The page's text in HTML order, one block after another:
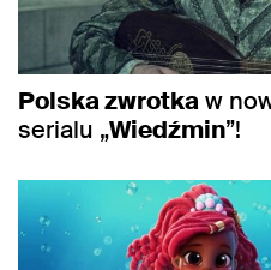
Polska zwrotkaw
serialu „Wiedźmin”!